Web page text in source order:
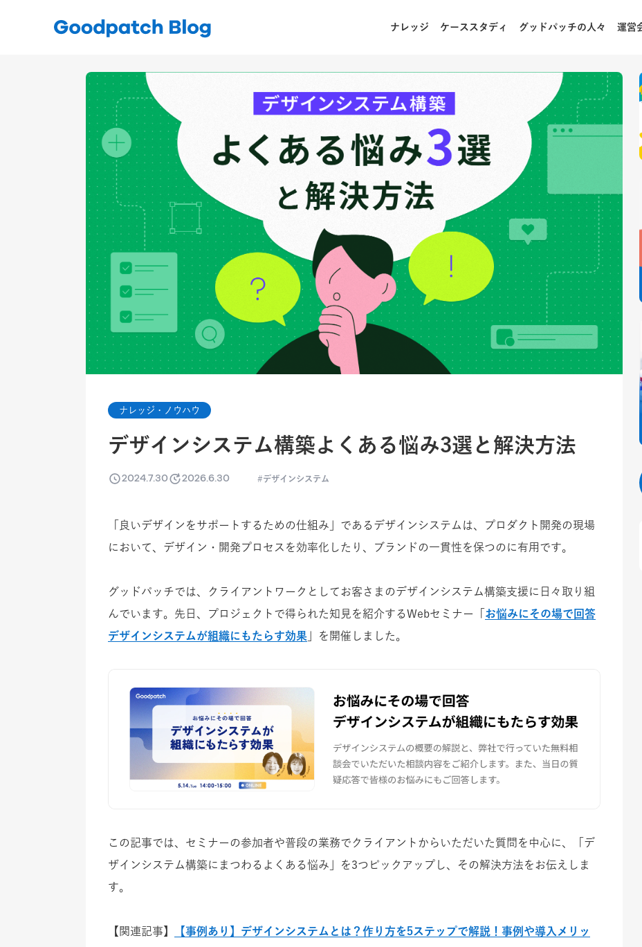
ナレッジ ケーススタディ グッドパッチの人々 運営
ナレッジ・ノウハウ
デザインシステム構築よくある悩み3選と解決方法
2024.7.30 2026.6.30 デザインシステム
「良いデザインをサポートするための仕組み」であるデザインシステムは、プロダクト開発の現場
において、デザイン・開発プロセスを効率化したり、ブランドの一貫性を保つのに有用です。
グッドパッチでは、クライアントワークとしてお客さまのデザインシステム構築支援に日々取り組
んでいます。先日、プロジェクトで得られた知見を紹介するWebセミナー「 お悩みにその場で回答
デザインシステムが組織にもたらす効果 」を開催しました。
この記事では、セミナーの参加者や普段の業務でクライアントからいただいた質問を中心に、「デ
ザインシステム構築にまつわるよくある悩み」を3つピックアップし、その解決方法をお伝えしま
す。
【関連記事】
【事例あり】デザインシステムとは？作り方を5ステップで解説！事例や導入メリッ